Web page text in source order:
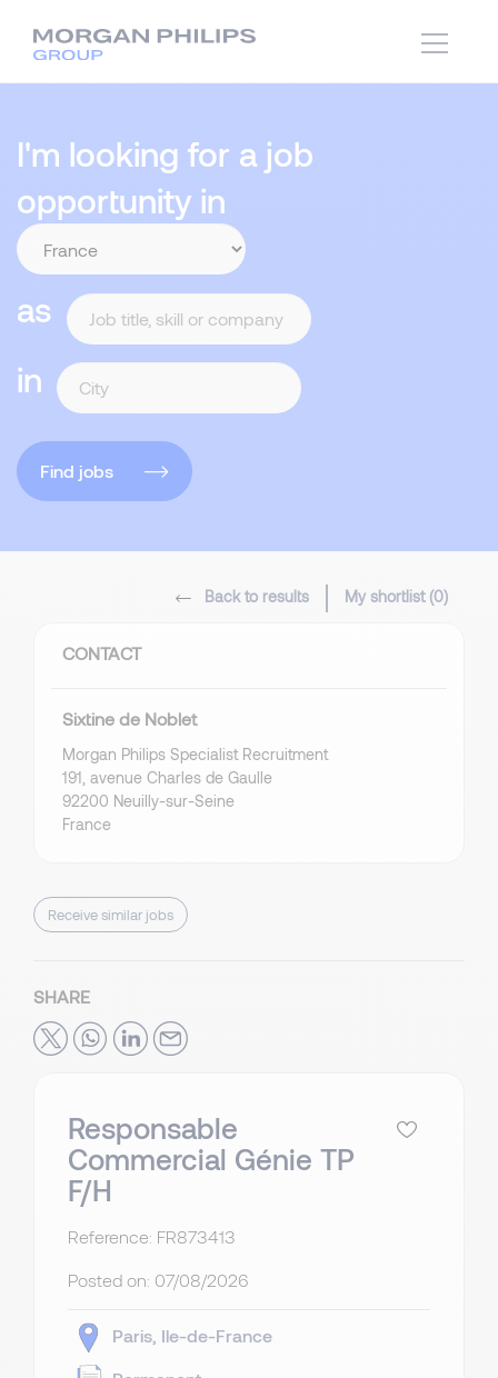
I'm looking for a job
opportunity in
as
in
Find jobs
Back to results My shortlist (0)
CONTACT
Sixtine de Noblet
Morgan Philips Specialist Recruitment
191, avenue Charles de Gaulle
92200 Neuilly-sur-Seine
France
Receive similar jobs
SHARE
Responsable
Commercial Génie TP
F/H
Reference: FR873413
Posted on: 07/08/2026
Paris Ile-de-France